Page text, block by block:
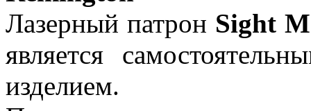
Лазерный патрон Sight
является
изделием.